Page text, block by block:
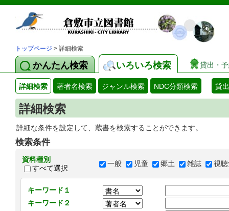
トップページ > 詳細検索
かんたん検索 いろいろ検索 貸出・
詳細検索 著者名検索 ジャンル検索 NDC分類検索 貸
詳細検索
詳細な条件を設定して、蔵書を検索することができます。
検索条件
資料種別
すべて選択
一般 児童 郷土 雑誌 視
キーワード１
キーワード２